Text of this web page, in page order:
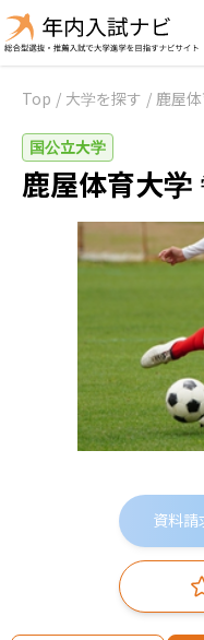
Top / 大学を探す / 鹿屋
国公立大学
鹿屋体育大学
資料請